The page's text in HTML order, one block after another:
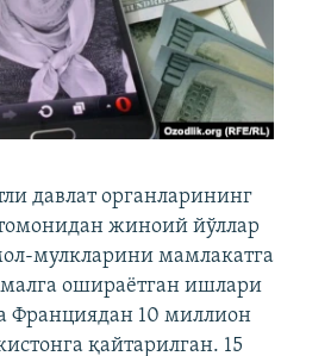
давлат органларининг
жиноий йўллар
мулкларини мамлакатга
ошираётган ишлари
Франциядан 10 миллион
қайтарилган. 15